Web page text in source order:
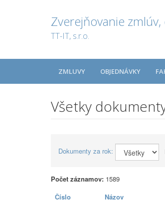
Zverejňovanie
TT-IT, s.r.o.
ZMLUVY OBJEDNÁVKY
Všetky
Dokumenty za rok:
Počet záznamov: 1589
Číslo
Názov